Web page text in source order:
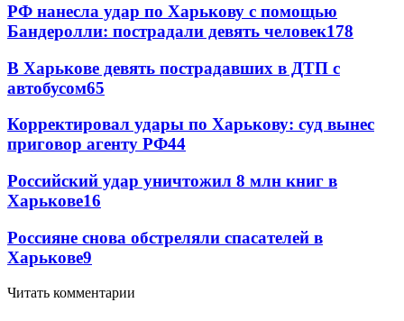
РФ нанесла удар по Харькову с помощью
Бандеролли: пострадали девять человек178
В Харькове девять пострадавших в ДТП с
автобусом65
Корректировал удары по Харькову: суд вынес
приговор агенту РФ44
Российский удар уничтожил 8 млн книг в
Харькове16
Россияне снова обстреляли спасателей в
Харькове9
Читать комментарии